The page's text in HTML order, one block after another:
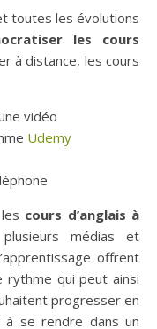
toutes les évolutions
les cours
à distance, les cours
vidéo
Udemy
cours d’anglais à
médias et
offrent
rythme qui peut ainsi
progresser en
à se rendre dans un